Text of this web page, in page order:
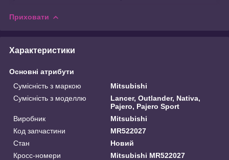
Приховати
Характеристики
Основні атрибути
Сумісність з маркою
Mitsubishi
Сумісність з моделлю
Lancer, Outlander, Nativa,
Pajero, Pajero Sport
Виробник
Mitsubishi
Код запчастини
MR522027
Стан
Новий
Кросс-номери
Mitsubishi MR522027